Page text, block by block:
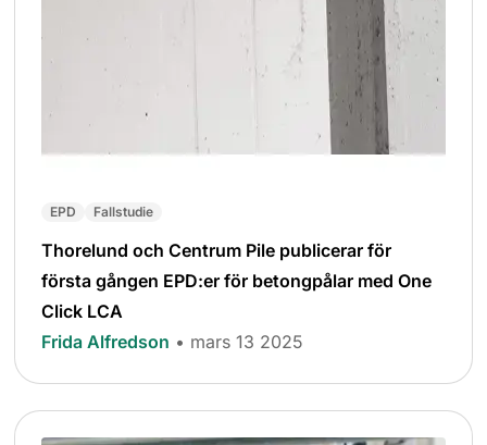
EPD Fallstudie
Thorelund och Centrum Pile publicerar för
första gången EPD:er för betongpålar med One
Click LCA
Frida Alfredson • mars 13 2025